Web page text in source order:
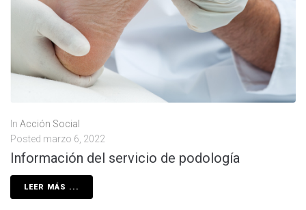
In Acción Social
Posted marzo 6, 2022
Información del servicio de podología
LEER MÁS ...